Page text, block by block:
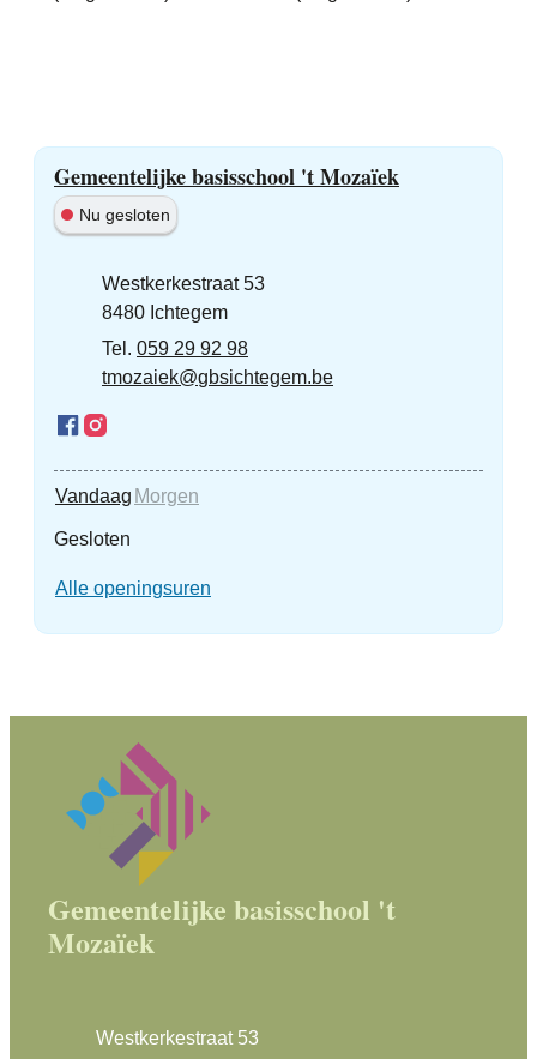
Contact
Gemeentelijke basisschool 't Mozaïek
Nu gesloten
AdresWestkerkestraat 53
,8480 Ichtegem
059 29 92 98
E-mailtmozaiek@gbsichtegem.be
Facebook
Instagram
Vandaag Morgen
Gesloten
Alle openingsuren
Contact & openingsuren
Gemeentelijke basisschool 't
Mozaïek
AdresWestkerkestraat 53